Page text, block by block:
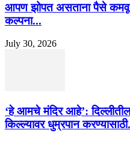
आपण झोपत असताना पैसे कमवू
कल्पना...
July 30, 2026
‘हे आमचे मंदिर आहे’: दिल्लीतील
किल्ल्यावर धुम्रपान